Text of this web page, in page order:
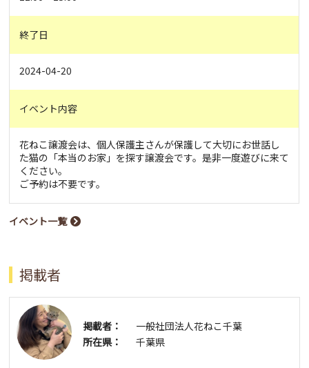
終了日
2024-04-20
イベント内容
花ねこ譲渡会は、個人保護主さんが保護して大切にお世話し
た猫の「本当のお家」を探す譲渡会です。是非一度遊びに来て
ください。
ご予約は不要です。
イベント一覧
掲載者
掲載者：
一般社団法人花ねこ千葉
所在県：
千葉県